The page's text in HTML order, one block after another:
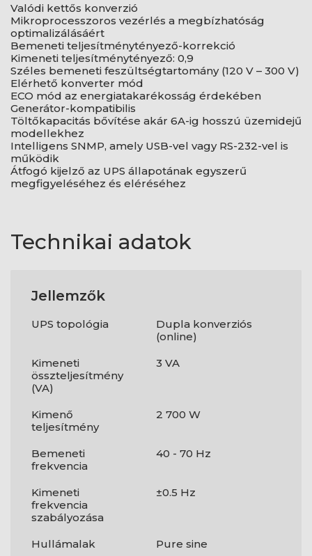
Valódi kettős konverzió
Mikroprocesszoros vezérlés a megbízhatóság
optimalizálásáért
Bemeneti teljesítménytényező-korrekció
Kimeneti teljesítménytényező: 0,9
Széles bemeneti feszültségtartomány (120 V – 300 V)
Elérhető konverter mód
ECO mód az energiatakarékosság érdekében
Generátor-kompatibilis
Töltőkapacitás bővítése akár 6A-ig hosszú üzemidejű
modellekhez
Intelligens SNMP, amely USB-vel vagy RS-232-vel is
működik
Átfogó kijelző az UPS állapotának egyszerű
megfigyeléséhez és eléréséhez
Technikai adatok
Jellemzők
UPS topológia
Dupla konverziós
(online)
Kimeneti
összteljesítmény
(VA)
3 VA
Kimenő
teljesítmény
2 700 W
Bemeneti
frekvencia
40 - 70 Hz
Kimeneti
frekvencia
szabályozása
±0.5 Hz
Hullámalak
Pure sine